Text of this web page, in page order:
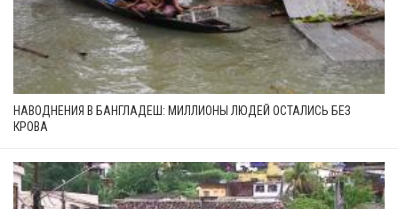
НАВОДНЕНИЯ В БАНГЛАДЕШ: МИЛЛИОНЫ ЛЮДЕЙ ОСТАЛИСЬ БЕЗ
КРОВА